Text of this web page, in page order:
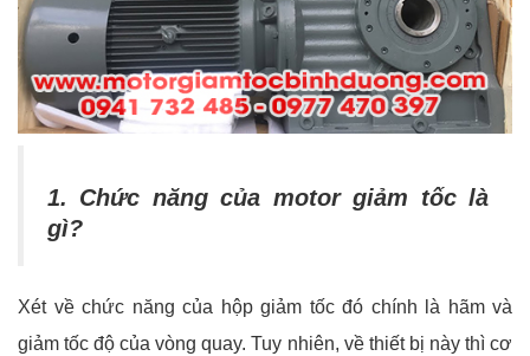
1. Chức năng của motor giảm tốc là
gì?
Xét về chức năng của hộp giảm tốc đó chính là hãm và
giảm tốc độ của vòng quay. Tuy nhiên, về thiết bị này thì cơ